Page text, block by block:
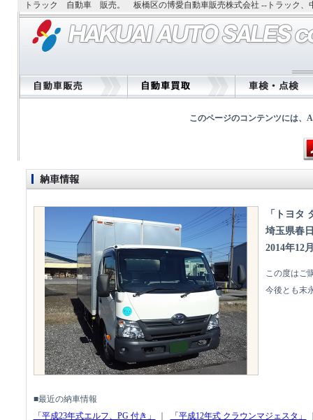
トラック 自動車 販売。 板橋区の博愛自動車販売株式会社 --トラック、
このページのコンテンツには、
「トヨタ
埼玉県春
2014年12
この度はご
今後とも末
■最近の納車情報
「平成23年式エルフ、PG 付き」
「平成12年式 クラウンマジェスタ」